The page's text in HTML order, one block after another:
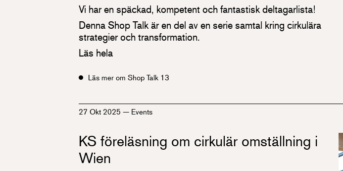
Vi har en späckad, kompetent och fantastisk deltagarlista!
Denna Shop Talk är en del av en serie samtal kring cirkulära
strategier och transformation.
Läs hela
Läs mer om Shop Talk 13
27 Okt 2025— Events
KS föreläsning om cirkulär omställning i
Wien